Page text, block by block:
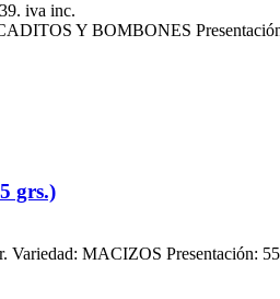
iva inc.
Y BOMBONES
grs.)
MACIZOS Presentación: 55